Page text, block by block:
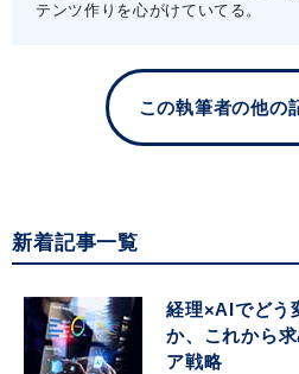
テンツ作りを心がけていてる。
この執筆者の他の
新着記事一覧
経理×AIでどう
か、これから
ア戦略